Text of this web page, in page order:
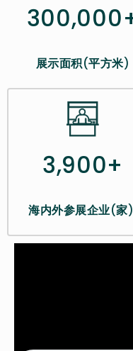
展示面积(平方米)
3,900+
海内外参展企业(家)